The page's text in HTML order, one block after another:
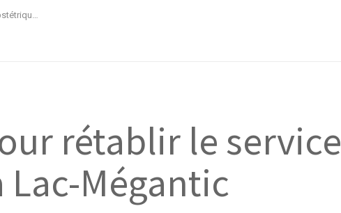
rétablir le service
Mégantic